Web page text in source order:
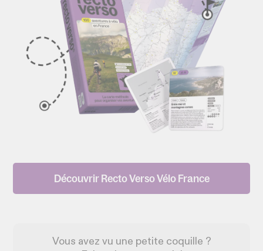
Découvrir Recto Verso Vélo France
Vous avez vu une petite coquille ?